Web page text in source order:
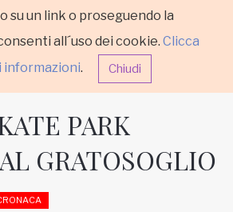
su un link o proseguendo la
all´uso dei cookie. Clicca
informazioni. Chiudi
PARK
AL GRATOSOGLIO